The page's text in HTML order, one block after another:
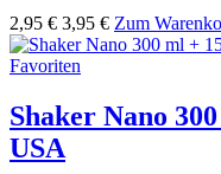
2,95 € 3,95 € Zum
Favoriten
Shaker Nano
USA